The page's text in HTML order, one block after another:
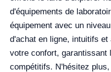
d'équipements de
équipement avec un
d'achat en ligne, intuitifs
votre confort, garantissant
compétitifs. N'hésitez